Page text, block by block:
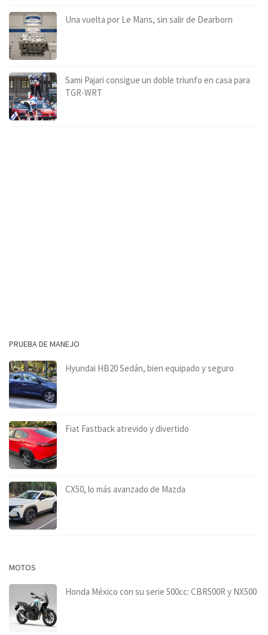
Una vuelta por Le Mans, sin salir de Dearborn
Sami Pajari consigue un doble triunfo en casa para
TGR-WRT
PRUEBA DE MANEJO
Hyundai HB20 Sedán, bien equipado y seguro
Fiat Fastback atrevido y divertido
CX50, lo más avanzado de Mazda
MOTOS
Honda México con su serie 500cc: CBR500R y NX500